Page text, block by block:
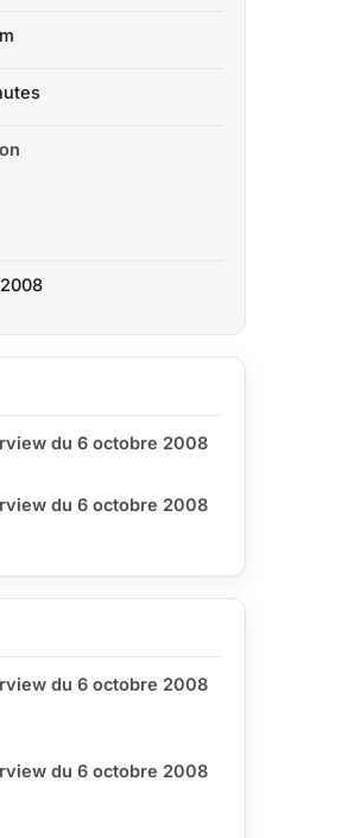
du 6 octobre 2008
du 6 octobre 2008
du 6 octobre 2008
du 6 octobre 2008